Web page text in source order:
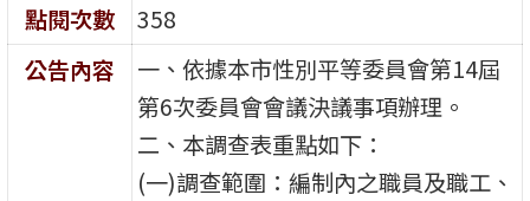
點閱次數
358
公告內容
一、依據本市性別平等委員會第14屆
第6次委員會會議決議事項辦理。
二、本調查表重點如下：
(一)調查範圍：編制內之職員及職工、